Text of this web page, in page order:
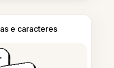
e caracteres